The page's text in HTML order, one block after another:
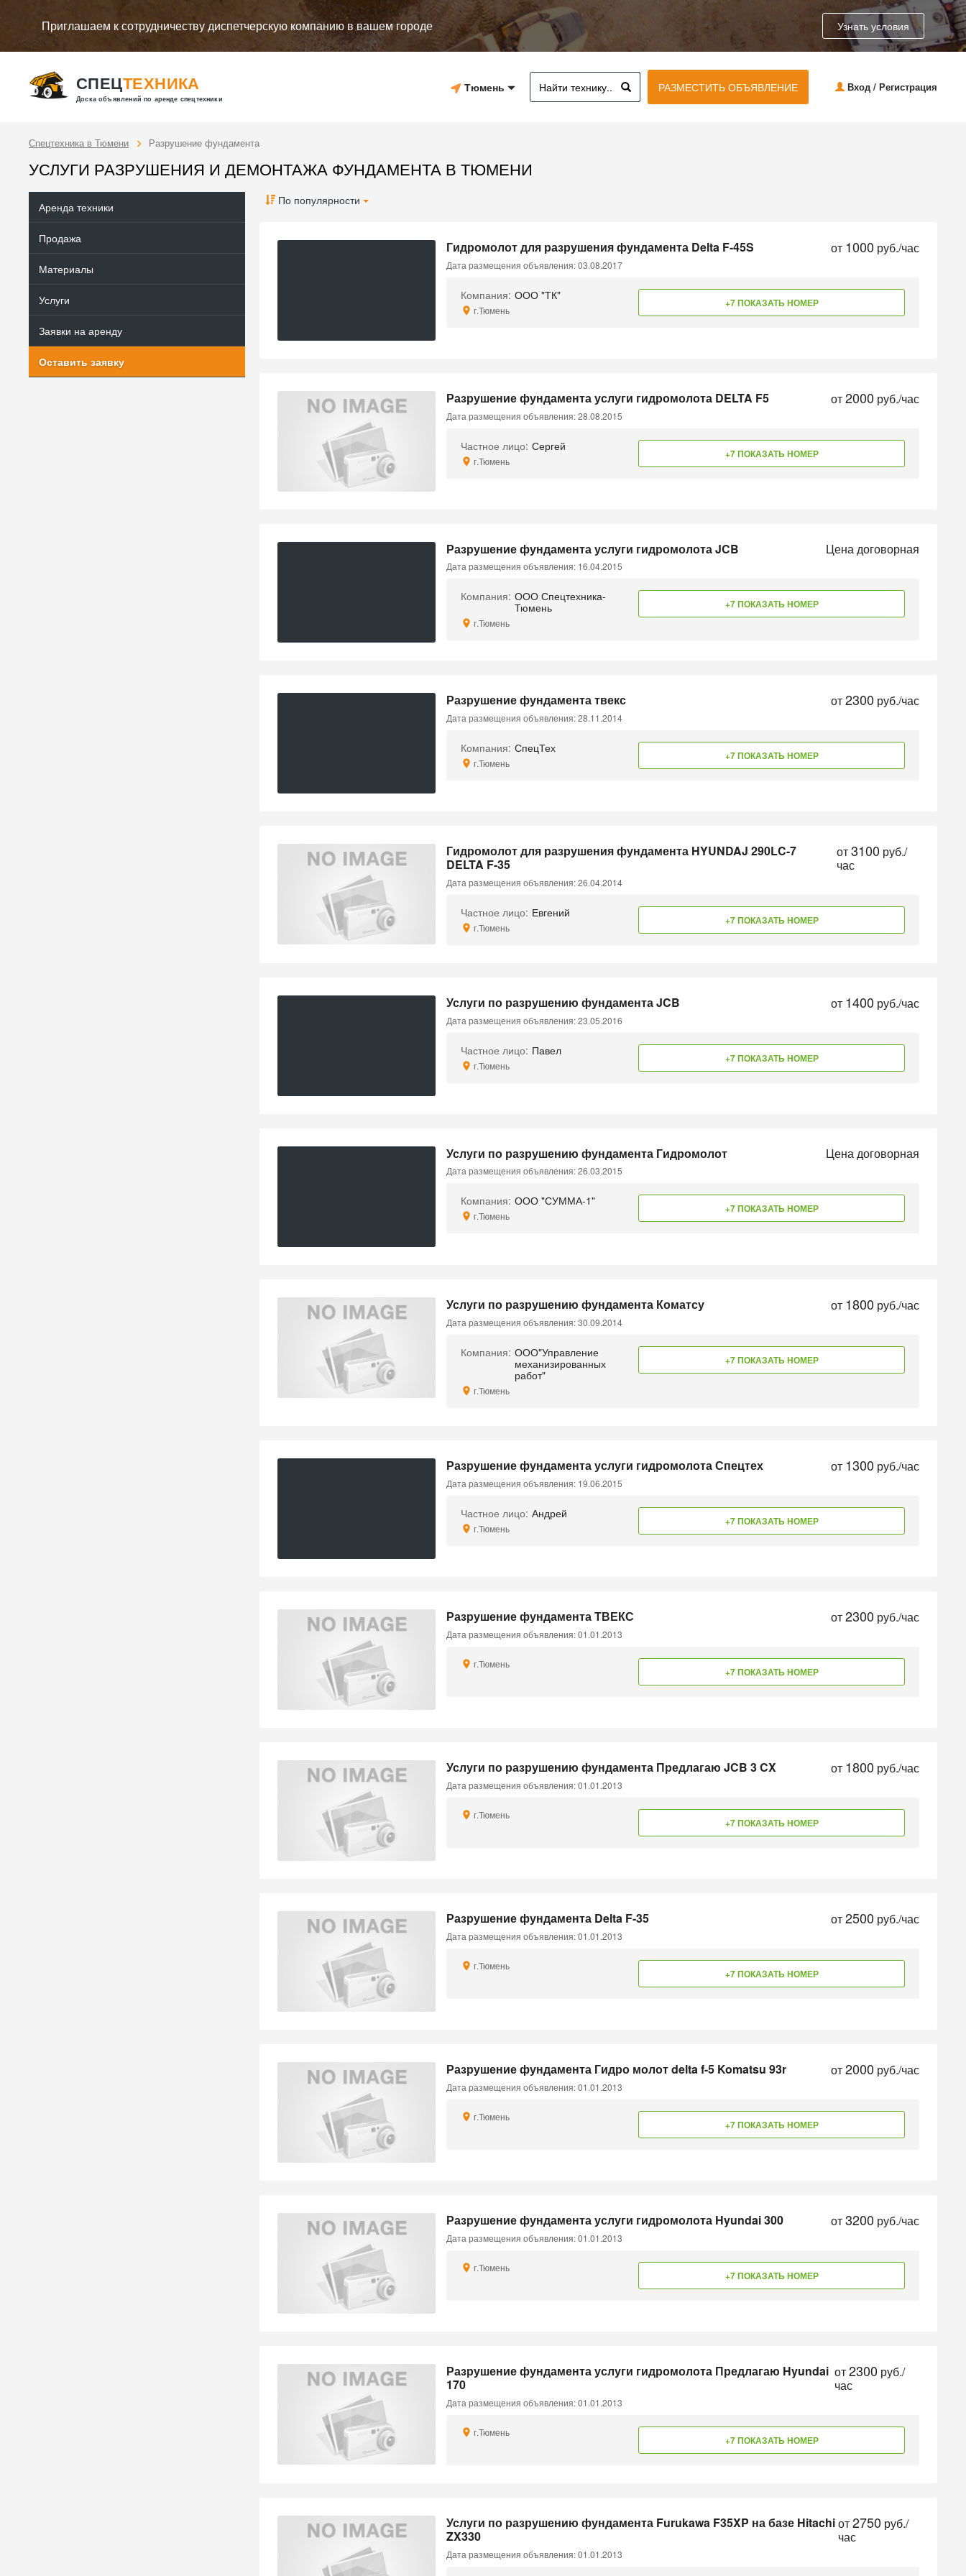
Приглашаем к сотрудничеству диспетчерскую компанию в вашем городе Узнать условия
СПЕЦТЕХНИКА
Доска объявлений по аренде спецтехники
Тюмень РАЗМЕСТИТЬ ОБЪЯВЛЕНИЕ Вход / Регистрация
Спецтехника в Тюмени Разрушение фундамента
УСЛУГИ РАЗРУШЕНИЯ И ДЕМОНТАЖА ФУНДАМЕНТА В ТЮМЕНИ
Аренда техники
Продажа
Материалы
Услуги
Заявки на аренду
Оставить заявку
По популярности
Гидромолот для разрушения фундамента Delta F-45S от 1000 руб./час
Дата размещения объявления: 03.08.2017
Компания: ООО "ТК"
г.Тюмень
+7 ПОКАЗАТЬ НОМЕР
Разрушение фундамента услуги гидромолота DELTA F5 от2000 руб./час
Дата размещения объявления: 28.08.2015
Частное лицо: Сергей
г.Тюмень
+7 ПОКАЗАТЬ НОМЕР
Разрушение фундамента услуги гидромолота JCB Цена договорная
Дата размещения объявления: 16.04.2015
Компания: ООО Спецтехника-
Тюмень
г.Тюмень
+7 ПОКАЗАТЬ НОМЕР
Разрушение фундамента твекс от2300 руб./час
Дата размещения объявления: 28.11.2014
Компания: СпецТех
г.Тюмень
+7 ПОКАЗАТЬ НОМЕР
Гидромолот для разрушения фундамента HYUNDAJ 290LC-7
DELTA F-35
от3100 руб./
час
Дата размещения объявления: 26.04.2014
Частное лицо: Евгений
г.Тюмень
+7 ПОКАЗАТЬ НОМЕР
Услуги по разрушению фундамента JCB от 1400 руб./час
Дата размещения объявления: 23.05.2016
Частное лицо: Павел
г.Тюмень
+7 ПОКАЗАТЬ НОМЕР
Услуги по разрушению фундамента Гидромолот Цена договорная
Дата размещения объявления: 26.03.2015
Компания: ООО "СУММА-1"
г.Тюмень
+7 ПОКАЗАТЬ НОМЕР
Услуги по разрушению фундамента Коматсу от 1800 руб./час
Дата размещения объявления: 30.09.2014
Компания: ООО"Управление
механизированных
работ"
г.Тюмень
+7 ПОКАЗАТЬ НОМЕР
Разрушение фундамента услуги гидромолота Спецтех от 1300 руб./час
Дата размещения объявления: 19.06.2015
Частное лицо: Андрей
г.Тюмень
+7 ПОКАЗАТЬ НОМЕР
Разрушение фундамента ТВЕКС от2300 руб./час
Дата размещения объявления: 01.01.2013
г.Тюмень
+7 ПОКАЗАТЬ НОМЕР
Услуги по разрушению фундамента Предлагаю JCB 3 CX от 1800 руб./час
Дата размещения объявления: 01.01.2013
г.Тюмень
+7 ПОКАЗАТЬ НОМЕР
Разрушение фундамента Delta F-35 от2500 руб./час
Дата размещения объявления: 01.01.2013
г.Тюмень
+7 ПОКАЗАТЬ НОМЕР
Разрушение фундамента Гидро молот delta f-5 Komatsu 93r от2000 руб./час
Дата размещения объявления: 01.01.2013
г.Тюмень
+7 ПОКАЗАТЬ НОМЕР
Разрушение фундамента услуги гидромолота Hyundai 300 от3200 руб./час
Дата размещения объявления: 01.01.2013
г.Тюмень
+7 ПОКАЗАТЬ НОМЕР
Разрушение фундамента услуги гидромолота Предлагаю Hyundai
170
от2300 руб./
час
Дата размещения объявления: 01.01.2013
г.Тюмень
+7 ПОКАЗАТЬ НОМЕР
Услуги по разрушению фундамента Furukawa F35XP на базе Hitachi
ZX330
от2750 руб./
час
Дата размещения объявления: 01.01.2013